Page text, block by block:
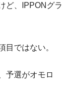
ど、IPPONグラ
目ではない。
予選がオモロ